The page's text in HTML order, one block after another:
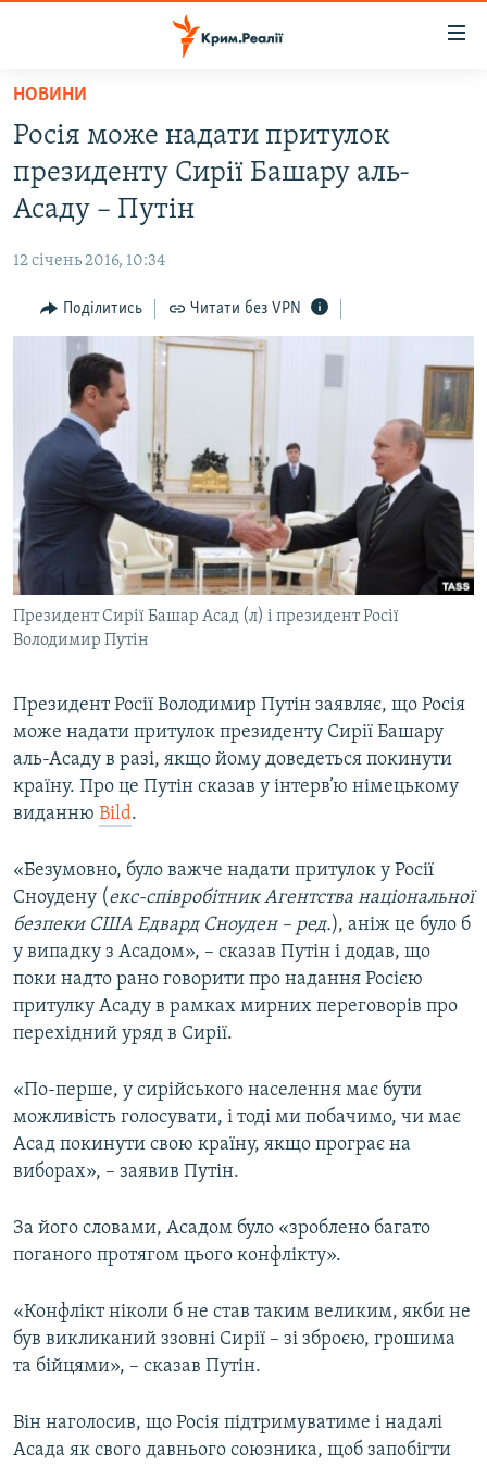
Перейти
основного
матеріалу
Перейти
до
основної
Перейти
до
ВІДЕО ТА ФОТО
БЛОГИ
ПОГЛЯД
ІНТЕРВ'Ю
ВСЕ ЗА ДЕНЬ
СПЕЦПРОЕКТИ
ДЕПОРТАЦІЯ
ВІДЕОУРОКИ «ELIFBE»
СВІДЧЕННЯ ОКУПАЦІЇ
УКРАЇНСЬКА ПРОБЛЕМА КРИМУ
ІНФОГРАФІКА
ЯК ОБІЙТИ БЛОКУВАННЯ
Русский
Qırımtatar
ДОЛУЧАЙСЯ!
Усі сайти RFE/RL
НОВИНИ
Росія може надати притулок
президенту Сирії Башару аль-
Асаду – Путін
12 січень 2016, 10:34
Поділитись Читати без VPN
Президент Сирії Башар Асад (л) і президент Росії
Володимир Путін
Президент Росії Володимир Путін заявляє, що Росія
може надати притулок президенту Сирії Башару
аль-Асаду в разі, якщо йому доведеться покинути
країну. Про це Путін сказав у інтерв’ю німецькому
виданню Bild.
«Безумовно, було важче надати притулок у Росії
Сноудену (екс-співробітник Агентства національної
безпеки США Едвард Сноуден – ред.), аніж це було б
у випадку з Асадом», – сказав Путін і додав, що
поки надто рано говорити про надання Росією
притулку Асаду в рамках мирних переговорів про
перехідний уряд в Сирії.
«По-перше, у сирійського населення має бути
можливість голосувати, і тоді ми побачимо, чи має
Асад покинути свою країну, якщо програє на
виборах», – заявив Путін.
За його словами, Асадом було «зроблено багато
поганого протягом цього конфлікту».
«Конфлікт ніколи б не став таким великим, якби не
був викликаний ззовні Сирії – зі зброєю, грошима
та бійцями», – сказав Путін.
Він наголосив, що Росія підтримуватиме і надалі
Асада як свого давнього союзника, щоб запобігти